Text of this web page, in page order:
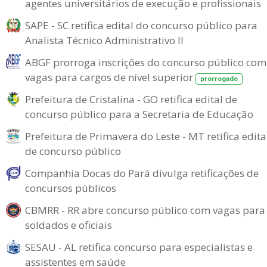
agentes universitários de execução e profissionais
SAPE - SC retifica edital do concurso público para
Analista Técnico Administrativo II
ABGF prorroga inscrições do concurso público com
vagas para cargos de nível superior
prorrogado
Prefeitura de Cristalina - GO retifica edital de
concurso público para a Secretaria de Educação
Prefeitura de Primavera do Leste - MT retifica
de concurso público
Companhia Docas do Pará divulga retificações de
concursos públicos
CBMRR - RR abre concurso público com vagas para
soldados e oficiais
SESAU - AL retifica concurso para especialistas e
assistentes em saúde